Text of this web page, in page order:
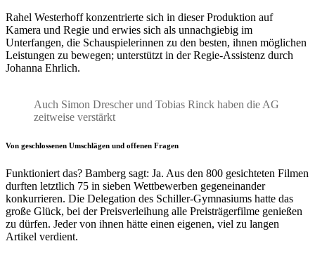
Rahel Westerhoff konzentrierte sich in dieser Produktion auf
Kamera und Regie und erwies sich als unnachgiebig im
Unterfangen, die Schauspielerinnen zu den besten, ihnen möglichen
Leistungen zu bewegen; unterstützt in der Regie-Assistenz durch
Johanna Ehrlich.
Auch Simon Drescher und Tobias Rinck haben die AG
zeitweise verstärkt
Von geschlossenen Umschlägen und offenen Fragen
Funktioniert das? Bamberg sagt: Ja. Aus den 800 gesichteten Filmen
durften letztlich 75 in sieben Wettbewerben gegeneinander
konkurrieren. Die Delegation des Schiller-Gymnasiums hatte das
große Glück, bei der Preisverleihung alle Preisträgerfilme genießen
zu dürfen. Jeder von ihnen hätte einen eigenen, viel zu langen
Artikel verdient.